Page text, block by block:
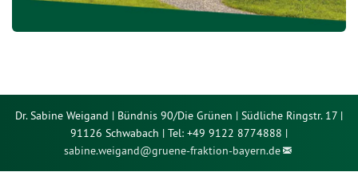
Dr. Sabine Weigand | Bündnis 90/Die Grünen | Südliche Ringstr. 17 |
91126 Schwabach | Tel: +49 9122 8774888 |
sabine.weigand@gruene-fraktion-bayern.de